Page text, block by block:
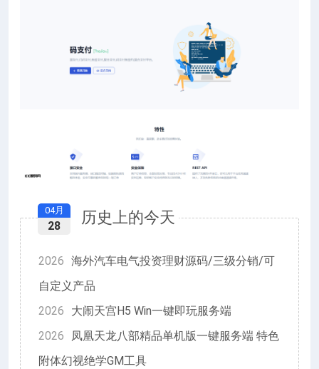
历史上的今天
04月
28
2026 海外汽车电气投资理财源码/三级分销/可
自定义产品
2026
大闹天宫H5 Win一键即玩服务端
2026
凤凰天龙八部精品单机版一键服务端 特色
附体幻视绝学GM工具